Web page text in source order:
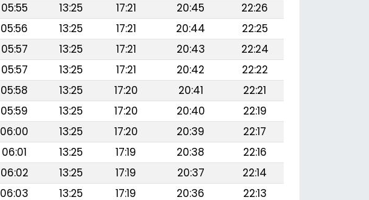
05:55 13:25 17:21 20:45
22:26
05:56 13:25 17:21 20:44
22:25
05:57 13:25 17:21 20:43
22:24
05:57 13:25 17:21 20:42
22:22
05:58 13:25 17:20 20:41
22:21
05:59 13:25 17:20 20:40
22:19
06:00 13:25 17:20 20:39
22:17
06:01 13:25 17:19 20:38
22:16
06:02 13:25 17:19 20:37
22:14
06:03 13:25 17:19 20:36
22:13